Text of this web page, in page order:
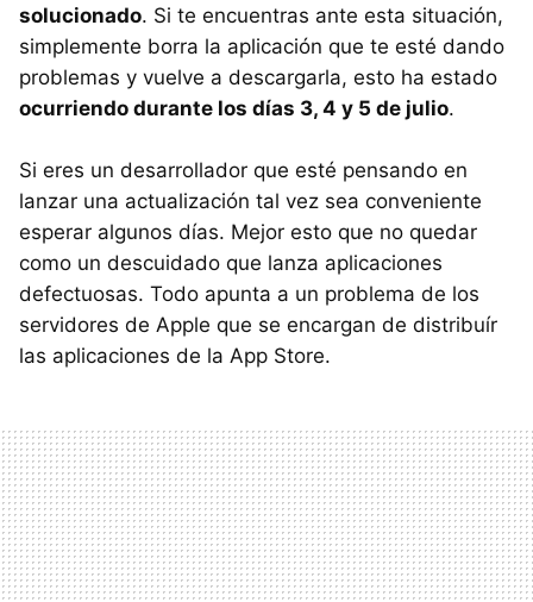
solucionado. Si te encuentras ante esta situación,
simplemente borra la aplicación que te esté dando
problemas y vuelve a descargarla, esto ha estado
ocurriendo durante los días 3, 4 y 5 de julio.
Si eres un desarrollador que esté pensando en
lanzar una actualización tal vez sea conveniente
esperar algunos días. Mejor esto que no quedar
como un descuidado que lanza aplicaciones
defectuosas. Todo apunta a un problema de los
servidores de Apple que se encargan de distribuír
las aplicaciones de la App Store.